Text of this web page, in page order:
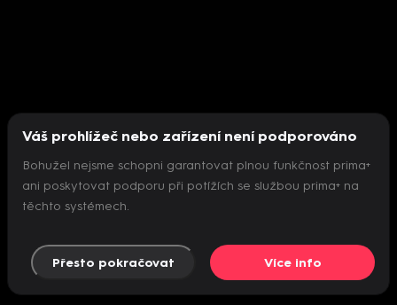
Nepodařilo se inicializovat přehrávač
Váš prohlížeč nebo zařízení není podporováno
Bohužel nejsme schopni garantovat plnou funkčnost prima+
ani poskytovat podporu při potížích se službou prima+ na
těchto systémech.
Přesto pokračovat Více info